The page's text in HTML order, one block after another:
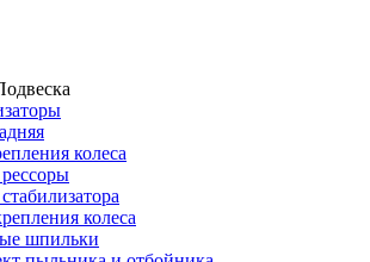
колеса
колеса
шпильки